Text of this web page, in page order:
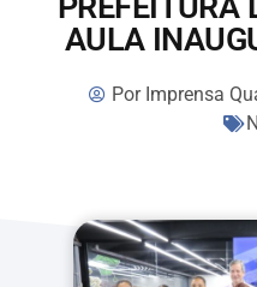
AULA
PorImprensa